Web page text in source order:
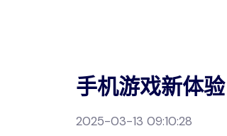
手机游戏新体
2025-03-13 09:10:28